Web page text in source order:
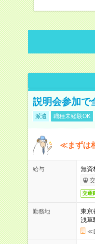
説明会参加で
派遣 職種未経験OK
≪まずは
給与 無
交通
勤務地
東京
浅草
≪